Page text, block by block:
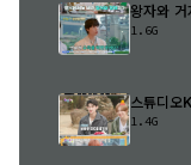
왕자와
1.6G
스튜디
1.4G